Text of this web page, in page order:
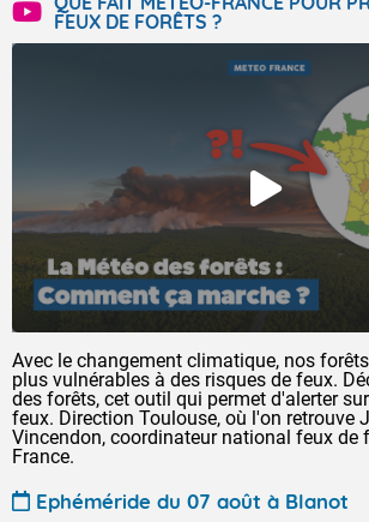
FEUX DE FORÊTS ?
Avec le changement climatique, nos
plus vulnérables à des risques de feux.
des forêts, cet outil qui permet d'alerter
feux. Direction Toulouse, où l'on retrouve
Vincendon, coordinateur national feux de
France.
Ephéméride du 07 août à Blanot